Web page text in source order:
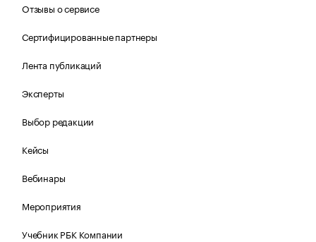
Отзывы о сервисе
Сертифицированные партнеры
Лента публикаций
Эксперты
Выбор редакции
Кейсы
Вебинары
Мероприятия
Учебник РБК Компании